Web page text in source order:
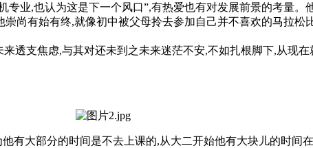
业,也认为这是下一个风口”,有热爱也有对发展前景的考量
尚有始有终,就像初中被父母拎去参加自己并不喜欢的马拉松
透支焦虑,与其对还未到之未来迷茫不安,不如扎根脚下,从现
有大部分的时间是不去上课的,从大二开始他有大块儿的时间